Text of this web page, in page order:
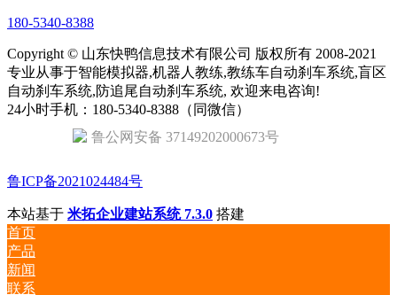
180-5340-8388
Copyright © 山东快鸭信息技术有限公司 版权所有 2008-2021
专业从事于智能模拟器,机器人教练,教练车自动刹车系统,盲区
自动刹车系统,防追尾自动刹车系统, 欢迎来电咨询!
24小时手机：180-5340-8388（同微信）
鲁公网安备 37149202000673号
鲁ICP备2021024484号
本站基于 米拓企业建站系统 7.3.0 搭建
首页
产品
新闻
联系